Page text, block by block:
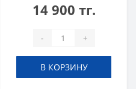
14 900 тг.
- +
В КОРЗИНУ